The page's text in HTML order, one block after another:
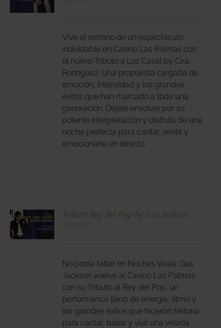
Vive el estreno de un espectáculo
inolvidable en Casino Las Palmas con
el nuevo Tributo a Luz Casal by Cira
Rodríguez. Una propuesta cargada de
emoción, intensidad y los grandes
éxitos que han marcado a toda una
generación. Déjate envolver por su
potente interpretación y disfruta de una
noche perfecta para cantar, sentir y
emocionarte en directo.
Tributo Rey del Pop by Gus Jackson
50,00€
No podía faltar en Noches Vivas: Gus
Jackson vuelve al Casino Las Palmas
con su Tributo al Rey del Pop, un
performance lleno de energía, ritmo y
los grandes éxitos que hicieron historia,
para cantar, bailar y vivir una velada